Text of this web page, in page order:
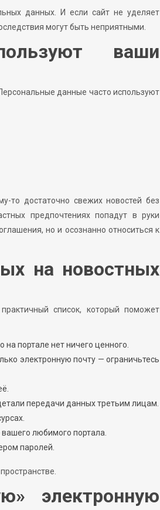
данных. И если сайт не уделяет
могут быть неприятными.
ваши
данные часто используют
то достаточно свежих новостей без
предпочтениях попадут в руки
но и осознанно относиться к
на новостных
список, который поможет
портале нет ничего ценного.
электронную почту — ограничьтесь
передачи данных третьим лицам.
любимого портала.
паролей.
электронную